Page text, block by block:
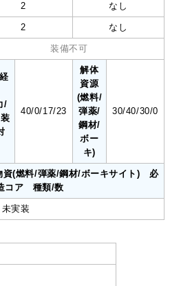
2 なし
2 なし
装備不可
/
40/0/17/23
解体
資源
(燃料/
弾薬/
鋼材/
ボー
キ)
30/40/30/0
資(燃料/弾薬/鋼材/ボーキサイト) 必
コア 種類/数
未実装